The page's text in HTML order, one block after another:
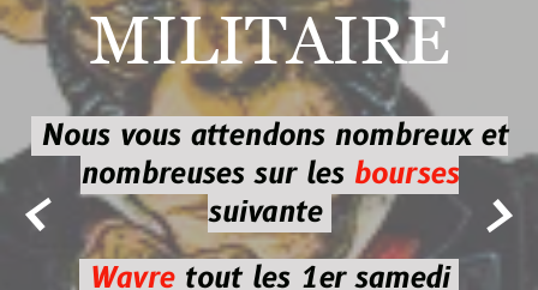
 
MILITAIRE
Nous vous attendons nombreux et
nombreuses sur les bourses
suivante
Wavretout les 1er samedi